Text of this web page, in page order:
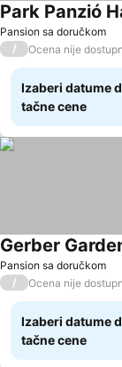
Pansion sa doručkom
Park Panzió
/ Ocena nije
Izaberi datume
tačne cene
Pansion sa doručkom
Gerber
/ Ocena nije
Izaberi datume
tačne cene